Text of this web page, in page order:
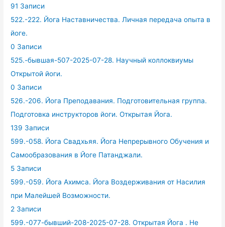
91 Записи
522.-222. Йога Наставничества. Личная передача опыта в
йоге.
0 Записи
525.-бывшая-507-2025-07-28. Научный коллоквиумы
Открытой йоги.
0 Записи
526.-206. Йога Преподавания. Подготовительная группа.
Подготовка инструкторов йоги. Открытая Йога.
139 Записи
599.-058. Йога Свадхьяя. Йога Непрерывного Обучения и
Самообразования в Йоге Патанджали.
5 Записи
599.-059. Йога Ахимса. Йога Воздерживания от Насилия
при Малейшей Возможности.
2 Записи
599.-077-бывший-208-2025-07-28. Открытая Йога . Не